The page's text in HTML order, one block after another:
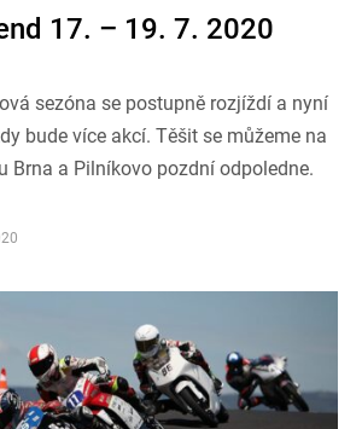
17. – 19. 7. 2020
sezóna se postupně rozjíždí a nyní
bude více akcí. Těšit se můžeme na
Brna a Pilníkovo pozdní odpoledne.